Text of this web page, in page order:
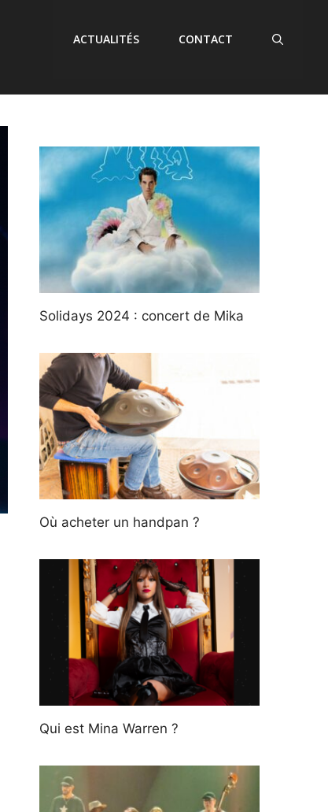
ACTUALITÉS CONTACT
Solidays 2024 : concert de Mika
Où acheter un handpan ?
Qui est Mina Warren ?